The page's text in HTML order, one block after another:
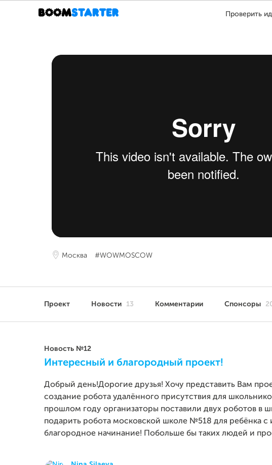
Проверить
Москва #WOWMOSCOW
Проект Новости 13 Комментарии Спонсоры
Новость №12
Интересный и благородный проект!
Добрый день!Дорогие друзья! Хочу представить Вам
создание робота удалённого присутствия для
прошлом году организаторы поставили двух роботов в
подарить робота московской школе №518 для ребёнка
благородное начинание! Побольше бы таких людей и